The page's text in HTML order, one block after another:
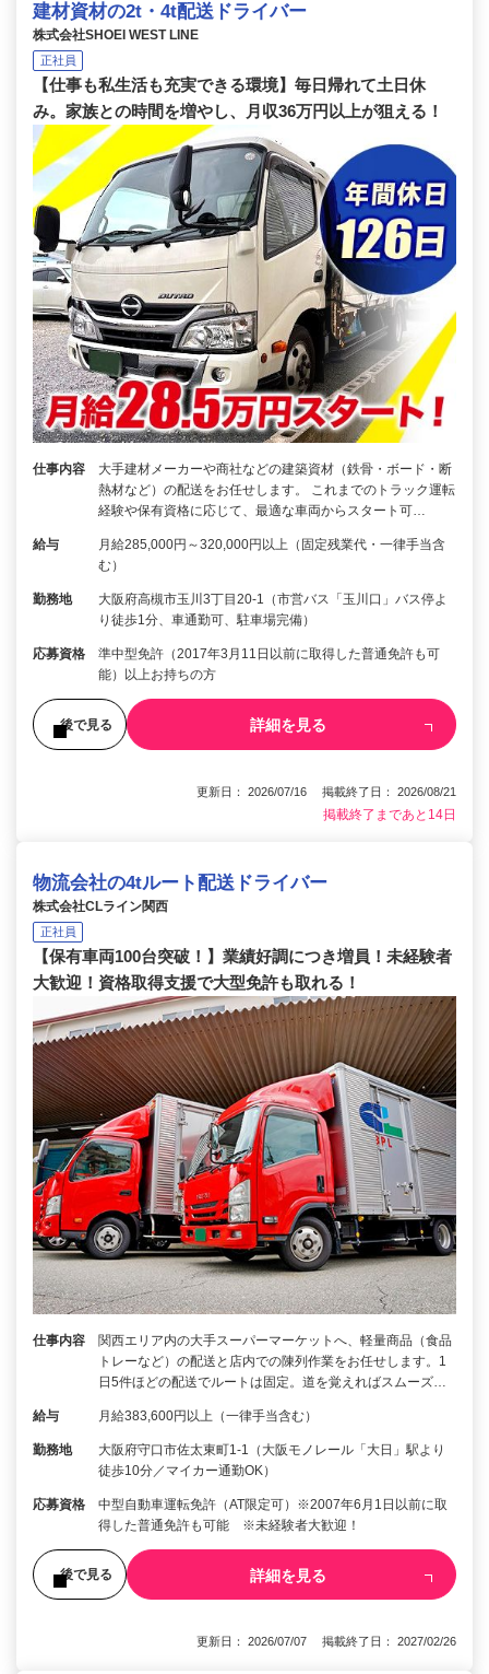
建材資材の2t・4t配送ドライバー
株式会社SHOEI WEST LINE
正社員
【仕事も私生活も充実できる環境】毎日帰れて土日休
み。家族との時間を増やし、月収36万円以上が狙える！
仕事内容
大手建材メーカーや商社などの建築資材（鉄骨・ボード・断
熱材など）の配送をお任せします。 これまでのトラック運転
経験や保有資格に応じて、最適な車両からスタート可…
給与
月給285,000円～320,000円以上（固定残業代・一律手当含
む）
勤務地
大阪府高槻市玉川3丁目20-1（市営バス「玉川口」バス停よ
り徒歩1分、車通勤可、駐車場完備）
応募資格
準中型免許（2017年3月11日以前に取得した普通免許も可
能）以上お持ちの方
後で見る 詳細を見る
更新日： 2026/07/16 掲載終了日： 2026/08/21
掲載終了まであと14日
物流会社の4tルート配送ドライバー
株式会社CLライン関西
正社員
【保有車両100台突破！】業績好調につき増員！未経験者
大歓迎！資格取得支援で大型免許も取れる！
仕事内容
関西エリア内の大手スーパーマーケットへ、軽量商品（食品
トレーなど）の配送と店内での陳列作業をお任せします。1
日5件ほどの配送でルートは固定。道を覚えればスムーズ…
給与 月給383,600円以上（一律手当含む）
勤務地
大阪府守口市佐太東町1-1（大阪モノレール「大日」駅より
徒歩10分／マイカー通勤OK）
応募資格
中型自動車運転免許（AT限定可）※2007年6月1日以前に取
得した普通免許も可能 ※未経験者大歓迎！
後で見る 詳細を見る
更新日： 2026/07/07 掲載終了日： 2027/02/26